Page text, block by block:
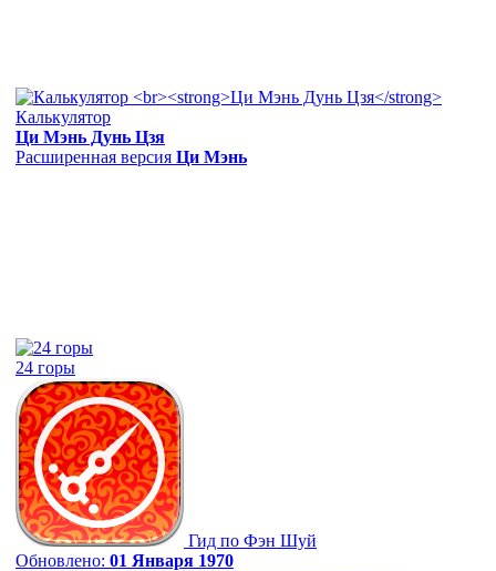
Калькулятор
Ци Мэнь Дунь Цзя
Расширенная версия Ци Мэнь
24 горы
Гид по Фэн Шуй
Обновлено: 01 Января 1970